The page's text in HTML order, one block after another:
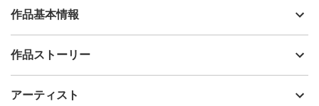
作品基本情報
出品者
制作年
作品ストーリー
す。金蛇水神社では水神様が祀られており、眷属が白蛇でござい
アーティスト